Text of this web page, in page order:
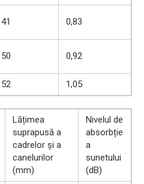
41 0,83
50 0,92
52 1,05
Lățimea
suprapusă a
cadrelor și a
canelurilor
(mm)
Nivelul de
absorbție
a
sunetului
(dB)